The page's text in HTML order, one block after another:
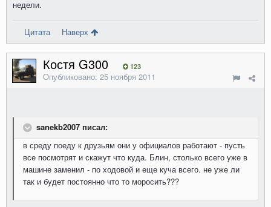
недели.
Цитата Наверх
Костя G300 123
Опубликовано: 25 ноября 2011
sanekb2007 писал:
в среду поеду к друзьям они у официалов работают - пусть
все посмотрят и скажут что куда. Блин, столько всего уже в
машине заменил - по ходовой и еще куча всего. не уже ли
так и будет постоянно что то моросить???